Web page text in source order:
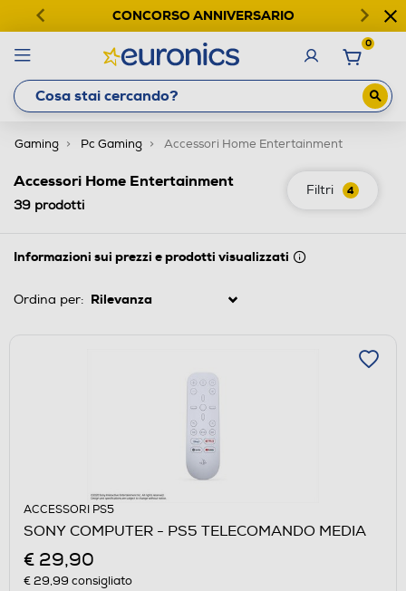
CONCORSO ANNIVERSARIO
0
Gaming Pc Gaming Accessori Home Entertainment
Filtri 4
Accessori Home Entertainment
39 prodotti
Informazioni sui prezzi e prodotti visualizzati
Ordina per:
ACCESSORI PS5
SONY COMPUTER - PS5 TELECOMANDO MEDIA
€ 29,90
€ 29,99 consigliato